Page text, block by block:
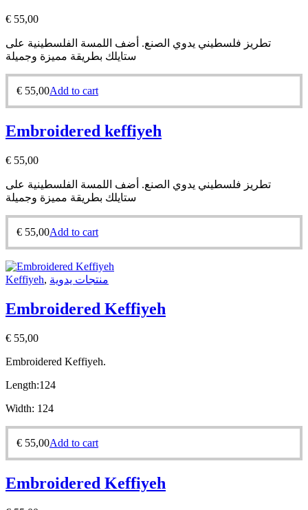
€ 55,00
تطريز فلسطيني يدوي الصنع. أضف اللمسة الفلسطينية على
ستايلك بطريقة مميزة وجميلة
€ 55,00Add to cart
Embroidered keffiyeh
€ 55,00
تطريز فلسطيني يدوي الصنع. أضف اللمسة الفلسطينية على
ستايلك بطريقة مميزة وجميلة
€ 55,00Add to cart
Keffiyeh, منتجات يدوية
Embroidered Keffiyeh
€ 55,00
Embroidered Keffiyeh.
Length:124
Width: 124
€ 55,00Add to cart
Embroidered Keffiyeh